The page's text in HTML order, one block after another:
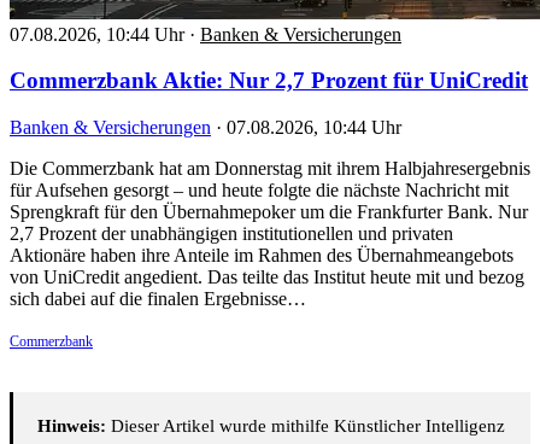
07.08.2026, 10:44 Uhr · Banken & Versicherungen
Commerzbank Aktie: Nur 2,7 Prozent für UniCredit
Banken & Versicherungen · 07.08.2026, 10:44 Uhr
Die Commerzbank hat am Donnerstag mit ihrem Halbjahresergebnis
für Aufsehen gesorgt – und heute folgte die nächste Nachricht mit
Sprengkraft für den Übernahmepoker um die Frankfurter Bank. Nur
2,7 Prozent der unabhängigen institutionellen und privaten
Aktionäre haben ihre Anteile im Rahmen des Übernahmeangebots
von UniCredit angedient. Das teilte das Institut heute mit und bezog
sich dabei auf die finalen Ergebnisse…
Commerzbank
Hinweis: Dieser Artikel wurde mithilfe Künstlicher Intelligenz